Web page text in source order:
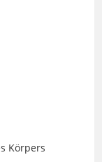
Körpers